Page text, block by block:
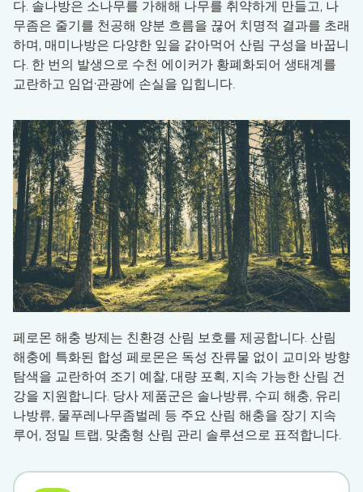
다. 솔나방은 소나무를 가해해 나무를 취약하게 만들고, 나
무좀은 줄기를 천공해 양분 흐름을 끊어 치명적 결과를 초래
하며, 매미나방은 다양한 잎을 갉아먹어 산림 구성을 바꿉니
다. 한 번의 발생으로 수천 에이커가 황폐화되어 생태계를
교란하고 임업·관광에 손실을 입힙니다.
페로몬 해충 방제는 친환경 산림 보호를 제공합니다. 산림
해충에 특화된 합성 페로몬은 독성 잔류물 없이 교미와 방향
탐색을 교란하여 조기 예찰, 대량 포획, 지속 가능한 산림 건
강을 지원합니다. 당사 제품군은 솔나방류, 수피 해충, 유리
나방류, 물푸레나무좀벌레 등 주요 산림 해충을 장기 지속
루어, 정밀 트랩, 맞춤형 산림 관리 솔루션으로 표적합니다.